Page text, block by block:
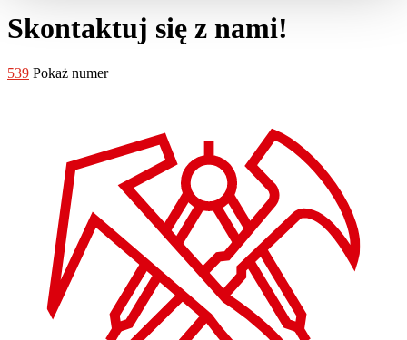
Skontaktuj się z nami!
539 Pokaż numer